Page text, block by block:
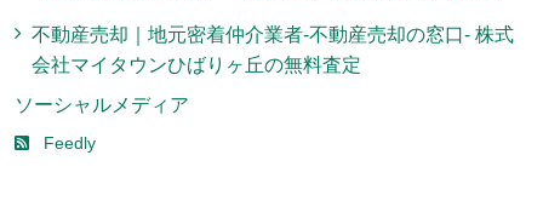
不動産売却｜地元密着仲介業者-不動産売却の窓口- 株式
会社マイタウンひばりヶ丘の無料査定
ソーシャルメディア
Feedly